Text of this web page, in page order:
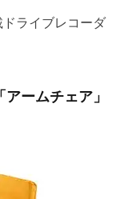
ドライブレコーダ
ームチェア」